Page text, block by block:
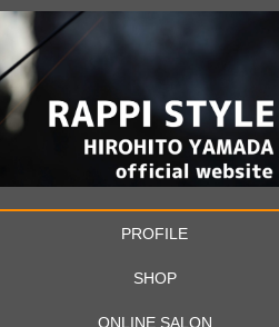
PROFILE
SHOP
ONLINE SALON